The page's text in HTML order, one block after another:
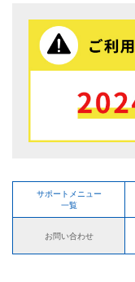
サポートメニュー
一覧
お問い合わせ